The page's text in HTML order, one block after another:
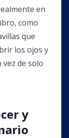
en
como
que
los ojos y
de solo
y